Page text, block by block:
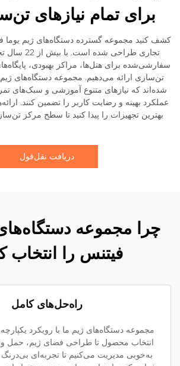
برای تمام نیازهای
کشف کنید مجموعه گسترده دستگاه‌های ژیم یوما
تجاری طراحی
سفارشی‌شده برای هتل‌ها، مراکز بهبودی،
تن‌سازی ارائه می‌دهیم. مجموعه دستگاه‌های
شده‌اند که نیازهای متنوع آموزشی و سبک‌های
عملکرد بهینه و رضایت کاربر را تضمین کنند.
بهترین تجهیزات را پیدا کنید تا سطح مرکز
دریافت نقل‌قول
چرا مجموعه
فیتنس را انتخاب
راه‌حل‌های کامل
مجموعه دستگاه‌های ژیم ما با رویکرد
انتخاب محصول تا طراحی فضای ژیم، حمل
به‌خوبی مدیریت می‌کنیم تا تجربه‌ای بی‌درنگ